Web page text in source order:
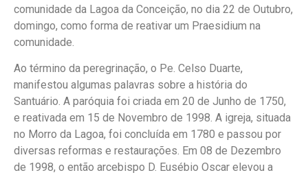
comunidade da Lagoa da Conceição, no dia 22 de Outubro,
domingo, como forma de reativar um Praesidium na
comunidade.
Ao término da peregrinação, o Pe. Celso Duarte,
manifestou algumas palavras sobre a história do
Santuário. A paróquia foi criada em 20 de Junho de 1750,
e reativada em 15 de Novembro de 1998. A igreja, situada
no Morro da Lagoa, foi concluída em 1780 e passou por
diversas reformas e restaurações. Em 08 de Dezembro
de 1998, o então arcebispo D. Eusébio Oscar elevou a